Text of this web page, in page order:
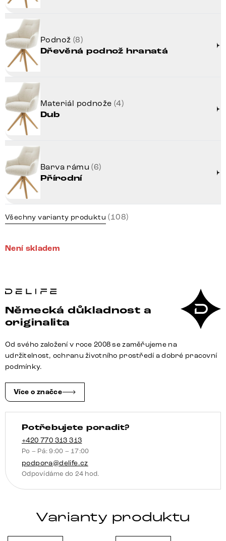
Podnož (8)
Dřevěná podnož hranatá
Materiál podnože (4)
Dub
Barva rámu(6)
Přírodní
Všechny varianty produktu (108)
Není skladem
Německá důkladnost a
originalita
Od svého založení v roce 2008 se zaměřujeme na
udržitelnost, ochranu životního prostředí a dobré pracovní
podmínky.
Více o značce
Potřebujete poradit?
+420 770 313 313
Po – Pá: 9:00 – 17:00
podpora@delife.cz
Odpovídáme do 24 hod.
Varianty produktu